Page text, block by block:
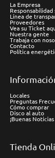
La Empresa
Línea de
Proveedores
Vea su Ticket
Nuestra gente
Trabaja con
Contacto
Política
Locales
Preguntas
Cómo comprar
Disco al auto
¡Buenas
Tienda